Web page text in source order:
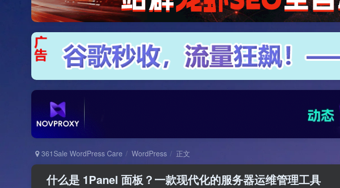
361Sale WordPress Care WordPress 正文
什么是 1Panel 面板？一款现代化的服务器运维管理工具